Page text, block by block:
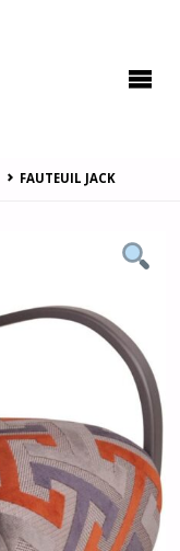
FAUTEUIL JACK